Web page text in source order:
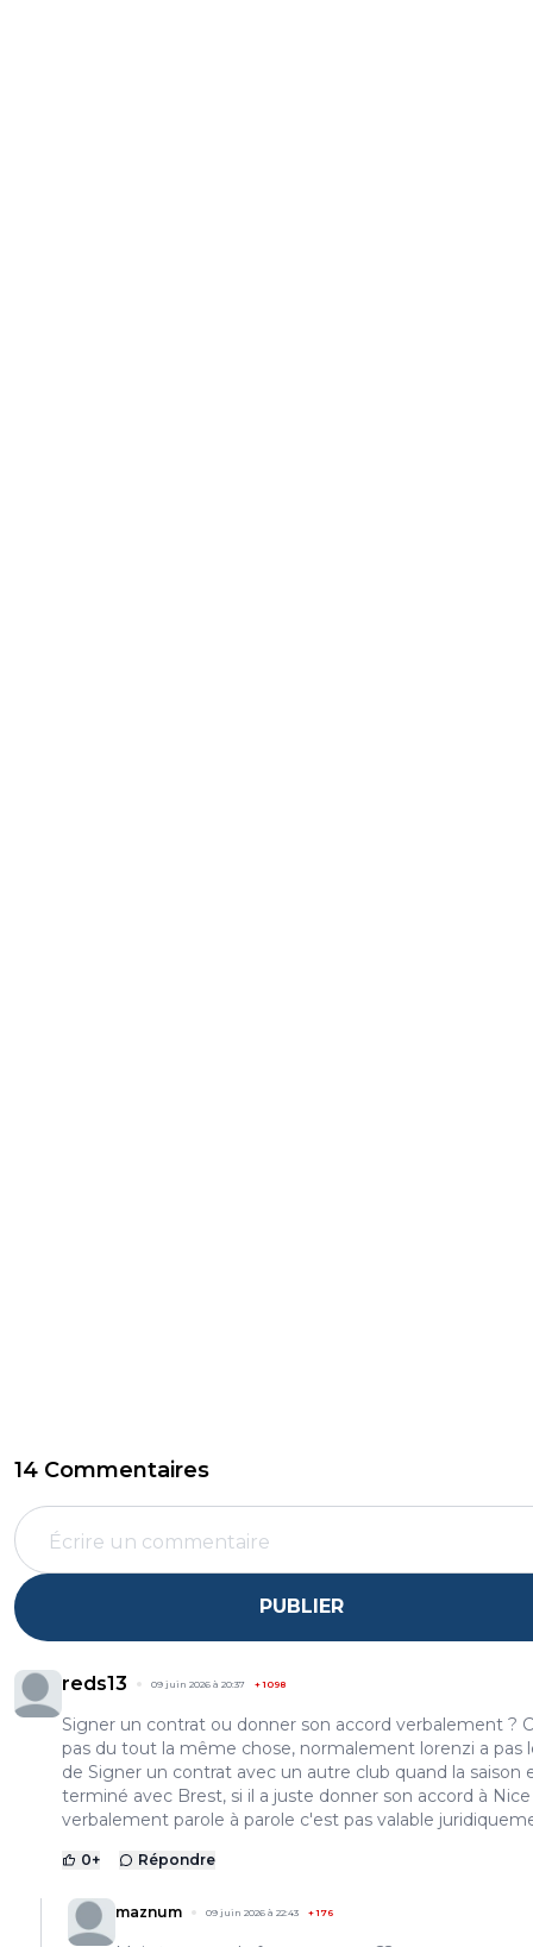
14 Commentaires
PUBLIER
reds13 09 juin 2026 à 20:37 +1098
Signer un contrat ou donner son accord verbalement ?
pas du tout la même chose, normalement lorenzi a pas
de Signer un contrat avec un autre club quand la saison
terminé avec Brest, si il a juste donner son accord à Nice
verbalement parole à parole c'est pas valable
0+ Répondre
maznum 09 juin 2026 à 22:43 +176